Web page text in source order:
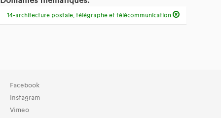
14-architecture postale, télégraphe et télécommunication
Collection
TOUT (8)
Archives (9)
Facebook
Instagram
Vimeo